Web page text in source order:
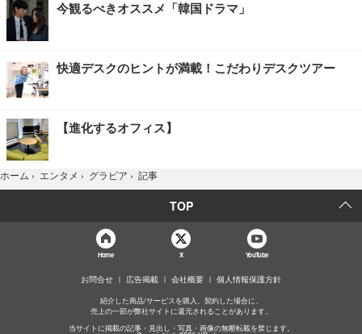
今観るべきオススメ「韓国ドラマ」
快適デスクのヒントが満載！こだわりデスクツアー
【進化するオフィス】
ホーム › エンタメ › グラビア › 記事
TOP
Home X YouTube
お問合せ 広告掲載 会社概要 個人情報保護方針
紹介した商品/サービスを購入、契約した場合に、
売上の一部が弊社サイトに還元されることがあります。
当サイトに掲載の記事・見出し・写真・画像の無断転載を禁じます。